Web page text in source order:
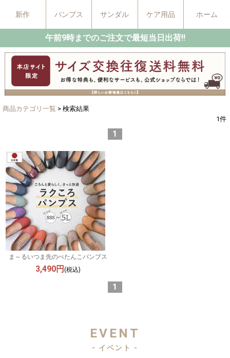
新作 パンプス サンダル ケア用品 ホーム
午前9時までのご注文で最短当日出荷!!
商品カテゴリ一覧 > 検索結果
1件
1
ま～るいつま先のぺたんこパンプス
3,490円(税込)
1
EVENT
- イベント -